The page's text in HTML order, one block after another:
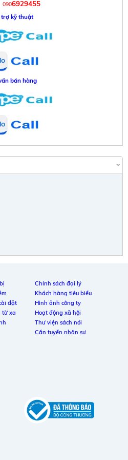
0906929455
trợ kỹ thuật
bán hàng
đặt
từ xa
Chính sách đại lý
Khách hàng tiêu biểu
Hình ảnh công ty
Hoạt động xã hội
Thư viện sách nói
Cần tuyển nhân sự